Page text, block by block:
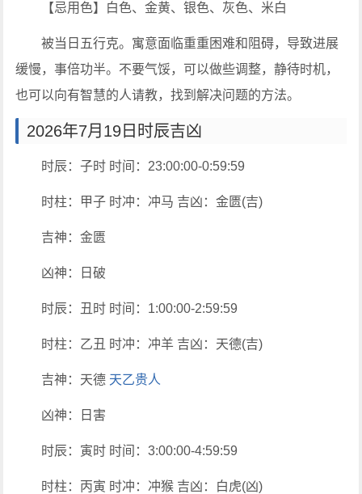
【忌用色】白色、金黄、银色、灰色、米白
被当日五行克。寓意面临重重困难和阻碍，导致进展
缓慢，事倍功半。不要气馁，可以做些调整，静待时机，
也可以向有智慧的人请教，找到解决问题的方法。
2026年7月19日时辰吉凶
时辰：子时 时间：23:00:00-0:59:59
时柱：甲子 时冲：冲马 吉凶：金匮(吉)
吉神：金匮
凶神：日破
时辰：丑时 时间：1:00:00-2:59:59
时柱：乙丑 时冲：冲羊 吉凶：天德(吉)
吉神：天德 天乙贵人
凶神：日害
时辰：寅时 时间：3:00:00-4:59:59
时柱：丙寅 时冲：冲猴 吉凶：白虎(凶)